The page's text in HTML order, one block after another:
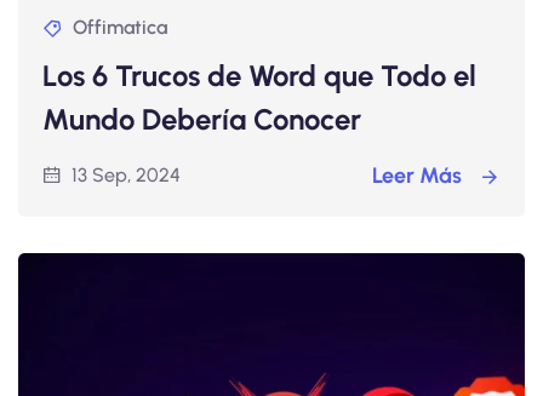
Offimatica
Los 6 Trucos de Word que Todo el
Mundo Debería Conocer
13 Sep, 2024 Leer Más